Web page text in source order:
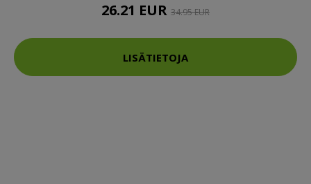
26.21 EUR 34.95 EUR
LISÄTIETOJA